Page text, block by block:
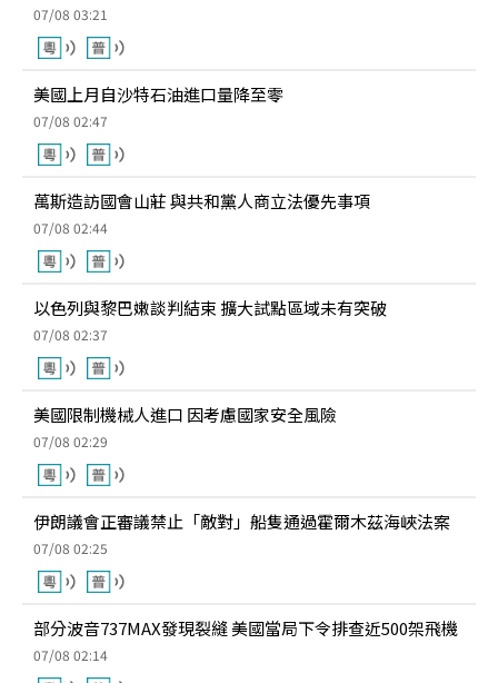
07/08 03:21
美國上月自沙特石油進口量降至零
07/08 02:47
萬斯造訪國會山莊 與共和黨人商立法優先事項
07/08 02:44
以色列與黎巴嫩談判結束 擴大試點區域未有突破
07/08 02:37
美國限制機械人進口 因考慮國家安全風險
07/08 02:29
伊朗議會正審議禁止「敵對」船隻通過霍爾木茲海峽法案
07/08 02:25
部分波音737MAX發現裂縫 美國當局下令排查近500架飛機
07/08 02:14